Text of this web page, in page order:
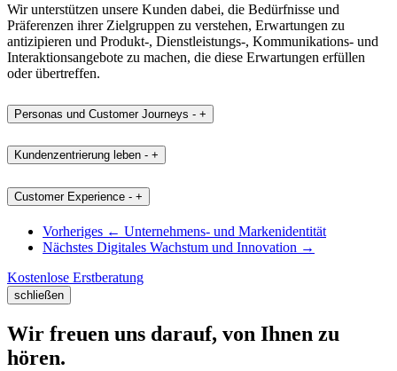
Wir unterstützen unsere Kunden dabei, die Bedürfnisse und
Präferenzen ihrer Zielgruppen zu verstehen, Erwartungen zu
antizipieren und Produkt-, Dienstleistungs-, Kommunikations- und
Interaktionsangebote zu machen, die diese Erwartungen erfüllen
oder übertreffen.
Personas und Customer Journeys - +
Kundenzentrierung leben - +
Customer Experience - +
Vorheriges ← Unternehmens- und Markenidentität
Nächstes Digitales Wachstum und Innovation →
Kostenlose Erstberatung
schließen
Wir freuen uns darauf, von Ihnen zu
hören.